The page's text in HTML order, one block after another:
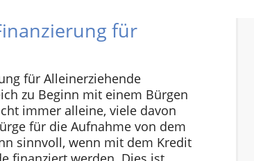
für
für Alleinerziehende
zu Beginn mit einem Bürgen
immer alleine, viele davon
für die Aufnahme von dem
sinnvoll, wenn mit dem Kredit